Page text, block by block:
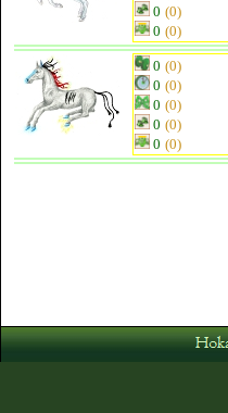
0 (0)
0 (0)
0 (0)
0 (0)
0 (0)
0 (0)
0 (0)